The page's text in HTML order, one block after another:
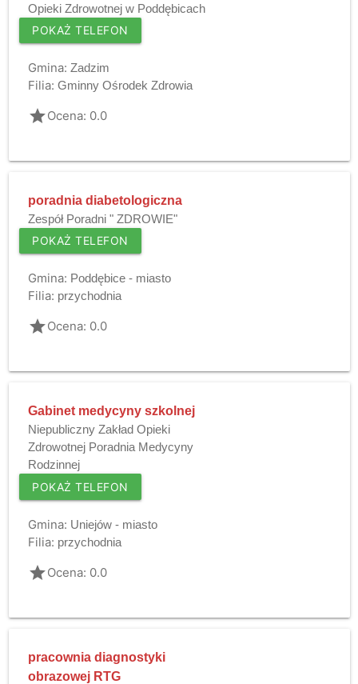
Opieki Zdrowotnej w Poddębicach
POKAŻ TELEFON
Gmina: Zadzim
Filia: Gminny Ośrodek Zdrowia
gradeOcena: 0.0
poradnia diabetologiczna
Zespół Poradni " ZDROWIE"
POKAŻ TELEFON
Gmina: Poddębice - miasto
Filia: przychodnia
gradeOcena: 0.0
Gabinet medycyny szkolnej
Niepubliczny Zakład Opieki
Zdrowotnej Poradnia Medycyny
Rodzinnej
POKAŻ TELEFON
Gmina: Uniejów - miasto
Filia: przychodnia
gradeOcena: 0.0
pracownia diagnostyki
obrazowej RTG